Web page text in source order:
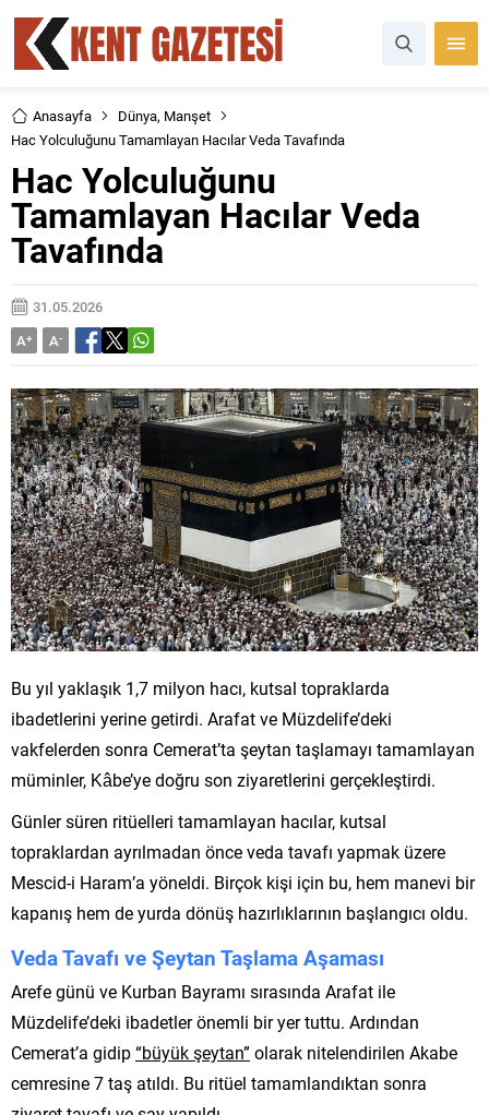
Anasayfa Dünya, Manşet
Hac Yolculuğunu Tamamlayan Hacılar Veda Tavafında
Hac Yolculuğunu
Tamamlayan Hacılar Veda
Tavafında
31.05.2026
A+ A-
Bu yıl yaklaşık 1,7 milyon hacı, kutsal topraklarda
ibadetlerini yerine getirdi. Arafat ve Müzdelife’deki
vakfelerden sonra Cemerat’ta şeytan taşlamayı tamamlayan
müminler, Kâbe’ye doğru son ziyaretlerini gerçekleştirdi.
Günler süren ritüelleri tamamlayan hacılar, kutsal
topraklardan ayrılmadan önce veda tavafı yapmak üzere
Mescid-i Haram’a yöneldi. Birçok kişi için bu, hem manevi bir
kapanış hem de yurda dönüş hazırlıklarının başlangıcı oldu.
Veda Tavafı ve Şeytan Taşlama Aşaması
Arefe günü ve Kurban Bayramı sırasında Arafat ile
Müzdelife’deki ibadetler önemli bir yer tuttu. Ardından
Cemerat’a gidip“büyük şeytan” olarak nitelendirilen Akabe
cemresine 7 taş atıldı. Bu ritüel tamamlandıktan sonra